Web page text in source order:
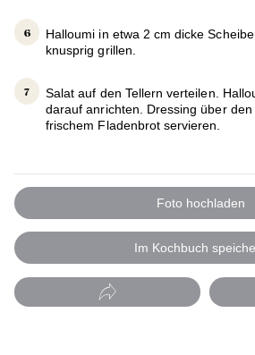
Halloumi in etwa 2 cm dicke
knusprig grillen.
Salat auf den Tellern verteilen.
darauf anrichten. Dressing über
frischem Fladenbrot servieren.
Foto hochladen
Im Kochbuch